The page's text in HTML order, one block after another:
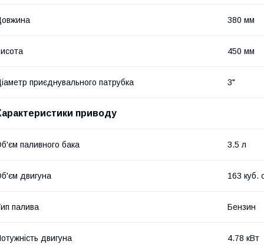
380 мм
450 мм
приєднувального патрубка 3"
приводу
паливного бака 3.5 л
двигуна 163 куб.
палива Бензин
двигуна 4.78 кВт